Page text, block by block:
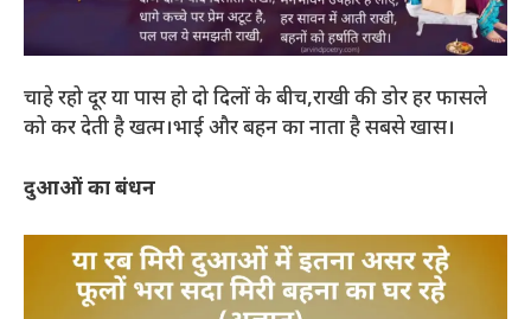
चाहे रहो दूर या पास हो दो दिलों के बीच,राखी की डोर हर फासले
को कर देती है खत्म।भाई और बहन का नाता है सबसे खास।
दुआओं का बंधन